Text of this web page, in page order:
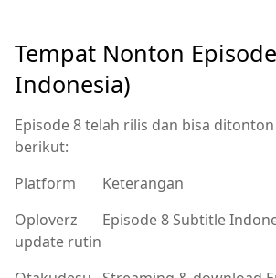
Tempat Nonton
Indonesia)
Episode 8 telah rilis dan bisa
berikut:
Platform
Keterangan
Oploverz
Episode 8 Subtitle
update rutin